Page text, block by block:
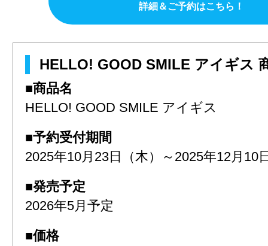
詳細＆ご予約はこちら！
HELLO! GOOD SMILE アイギス
■商品名
HELLO! GOOD SMILE アイギス
■予約受付期間
2025年10月23日（木）～2025年12月10
■発売予定
2026年5月予定
■価格